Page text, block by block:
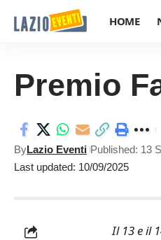
HOME
Premio
Last updated: 10/09/2025
ByLazio Eventi Published: 13
Il 13 e il